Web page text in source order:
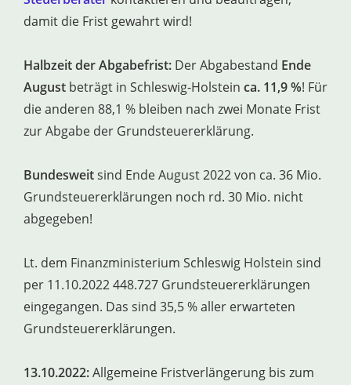
damit die Frist gewahrt wird!
Halbzeit der Abgabefrist: Der Abgabestand Ende
August beträgt in Schleswig-Holstein ca. 11,9 %! Für
die anderen 88,1 % bleiben nach zwei Monate Frist
zur Abgabe der Grundsteuererklärung.
Bundesweitsind Ende August 2022 von ca. 36 Mio.
Grundsteuererklärungen noch rd. 30 Mio. nicht
abgegeben!
Lt. dem Finanzministerium Schleswig Holstein sind
per 11.10.2022 448.727 Grundsteuererklärungen
eingegangen. Das sind 35,5 % aller erwarteten
Grundsteuererklärungen.
13.10.2022:Allgemeine Fristverlängerung bis zum